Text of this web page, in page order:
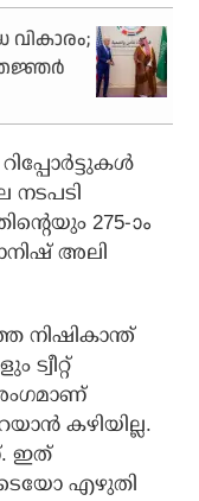
275-ാം
അലി
നിഷികാന്ത്
ട്വീറ്റ്‌
കഴിയില്ല.
ഇത്
എഴുതി